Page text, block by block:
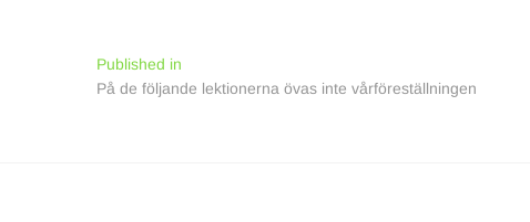
Inläggsnavigering
Published in
På de följande lektionerna övas inte vårföreställningen